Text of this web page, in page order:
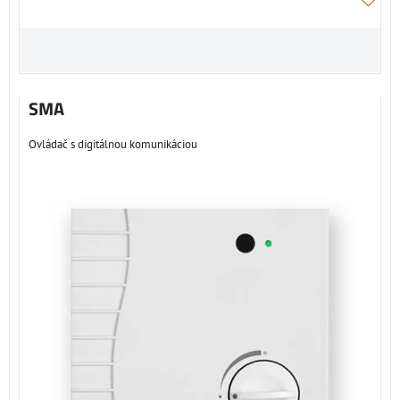
SMA
Ovládač s digitálnou komunikáciou